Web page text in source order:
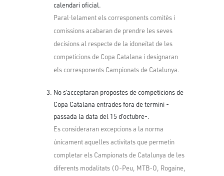
calendari oficial.
Paral·lelament els corresponents comitès i
comissions acabaran de prendre les seves
decisions al respecte de la idoneïtat de les
competicions de Copa Catalana i designaran
els corresponents Campionats de Catalunya.
No s’acceptaran propostes de competicions de
Copa Catalana entrades fora de termini -
passada la data del 15 d’octubre-.
Es consideraran excepcions a la norma
únicament aquelles activitats que permetin
completar els Campionats de Catalunya de les
diferents modalitats (O-Peu, MTB-O, Rogaine,